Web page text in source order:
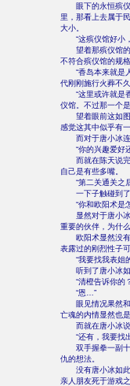
眼下的永恒殡仪
里，那看上去属于
大小。
“这殡仪馆好小，
望着那殡仪馆的
不符合殡仪馆的规
“香岛本来就是人
代刚刚施行火葬不
“这里或许就是香
仪馆。不过那一个
望着眼前这如图
感觉这其中似乎有
而对于唐小冰连
“你的兴趣爱好
而就在陈天说完
自己是有些多嘴。
“第二关通关之后
一下子触碰到了
“你和欧阳术是怎
显然对于唐小冰
重要的伙伴，为什
欧阳术显然没有
表露过的刚烈性子
“我要找我表姐
听到了唐小冰如
“清橙告诉你的
“恩…”
眼见情况果然和
亡魂的内情显然也
而就在唐小冰说
“还有，我要找
双手握拳一副十
仇的想法。
没有唐小冰如此
亲人朋友死于游戏